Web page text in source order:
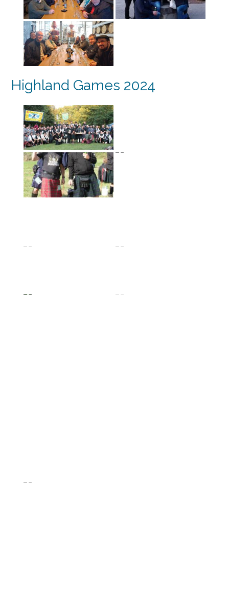
Highland Games 2024